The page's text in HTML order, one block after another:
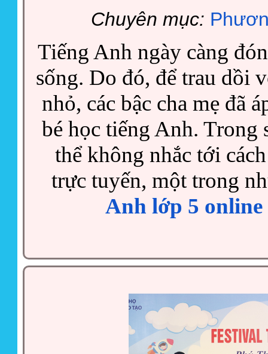
Chuyên mục:
Tiếng Anh ngày càng
sống. Do đó, để trau dồi
nhỏ, các bậc cha mẹ đã
bé học tiếng Anh. Trong
thể không nhắc tới
trực tuyến, một trong
Anh lớp 5 online